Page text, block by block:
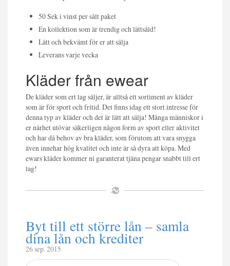
50 Sek i vinst per sålt paket
En kollektion som är trendig och lättsåld!
Lätt och bekvämt för er att sälja
Leverans varje vecka
Kläder från ewear
De kläder som ert lag säljer, är alltså ett sortiment av kläder
som är för sport och fritid. Det finns idag ett stort intresse för
denna typ av kläder och det är lätt att sälja! Många människor i
er närhet utövar säkerligen någon form av sport eller aktivitet
och har då behov av bra kläder, som förutom att vara snygga
även innehar hög kvalitet och inte är så dyra att köpa. Med
ewars kläder kommer ni garanterat tjäna pengar snabbt till ert
lag!
Byt till ett större lån – samla
dina lån och krediter
26 sep. 2015